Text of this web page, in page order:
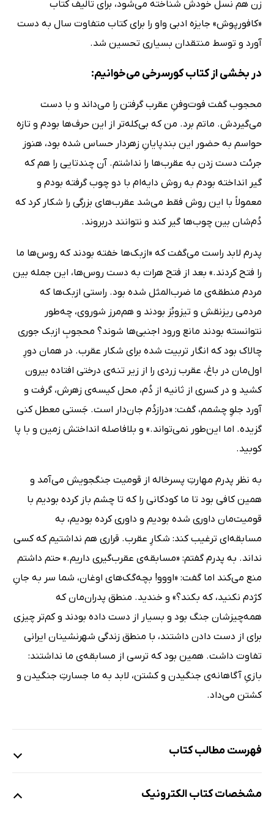
زن هم نسل خودش شناخته می‌شود، برای تالیف کتاب
«کافورپوش» جایزه ادبی واو را برای کتاب متفاوت سال به دست
آورد و توسط منتقدان بسیاری تحسین شد.
در بخشی از کتاب کورسرخی می‌خوانیم:
محجوب گفت فوت‌و‌فنِ عقرب گرفتن را می‌داند و با دست
می‌گیردش. ماتم برد. من که بی‌کله‌تر از این حرف‌ها بودم و تازه
حواسم به حضور این بندپایانِ زهردار حساس شده بود، هنوز
جرئت دست زدن به عقرب‌ها را نداشتم. آن چندتایی را هم که
گیر انداخته بودم به روش دایه‌ام با دو چوب گرفته بودم و
معمولاً با این روش فقط می‌شد عقرب‌های بزرگی را شکار کرد که
دُم‌شان بین چوب‌ها گیر کند و نتوانند در‌بروند.
پدرم لابد راست می‌گفت که «ازبک‌ها خفته بودند که روس‌ها ما
را فتح کردند.» بعد از فتح هرات به دست روس‌ها، این جمله بین
مردم منطقه‌ی ما ضرب‌المثل شده بود. راستی ازبک‌ها که
مردمی ریزنقش و تیز‌و‌بُز بودند و هم‌مرز شوروی، چه‌طور
نتوانسته بودند مانع ورود اجنبی‌ها شوند؟ محجوبِ ازبک جوری
چالاک بود که انگار تربیت شده برای شکار عقرب. در همان دورِ
اول‌مان در باغ، عقرب زردی را از زیر تنه‌ی درختی افتاده بیرون
کشید و در کسری از ثانیه از دُم، محل کیسه‌ی زهرش، گرفت و
آورد جلوِ چشمم، گفت: «دراز‌دُم جان‌دار است. جَستی معطل کنی
گزیده. اما این‌طور نمی‌تواند.» و بلافاصله انداختش زمین و با پا
کوبید.
به نظر پدرم مهارتِ پسرخاله از قومیت جنگجویش می‌آمد و
همین کافی بود تا ما کودکانی را که تا چشم باز کرده بودیم با
قومیت‌مان داوری شده بودیم و داوری کرده بودیم، به
مسابقه‌ای ترغیب کند: شکارِ عقرب. قراری هم نداشتیم که کسی
نداند. به پدرم گفتم: «مسابقه‌ی عقرب‌گیری داریم.» حتم داشتم
منع می‌کند اما گفت: «اووو! بچه‌گک‌های اوغان، شما سر به جانِ
کژدم نکنید، که بکند؟» و خندید. منطق پدران‌مان که
همه‌چیزشان جنگ بود و بسیار از دست داده بودند و کم‌تر چیزی
برای از دست دادن داشتند، با منطق زندگی شهرنشینان ایرانی
تفاوت داشت. همین بود که ترسی از مسابقه‌ی ما نداشتند:
بازیِ آگاهانه‌ی جنگیدن و کشتن، لابد به ما جسارتِ جنگیدن و
کشتن می‌داد.
فهرست مطالب کتاب
تو خُردبچه چه فهم داری کمونیست چی استش؟
مشخصات کتاب الکترونیک